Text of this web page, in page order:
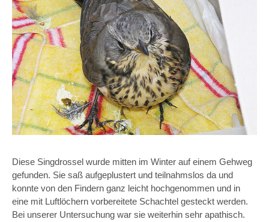
Diese Singdrossel wurde mitten im Winter auf einem Gehweg
gefunden. Sie saß aufgeplustert und teilnahmslos da und
konnte von den Findern ganz leicht hochgenommen und in
eine mit Luftlöchern vorbereitete Schachtel gesteckt werden.
Bei unserer Untersuchung war sie weiterhin sehr apathisch.